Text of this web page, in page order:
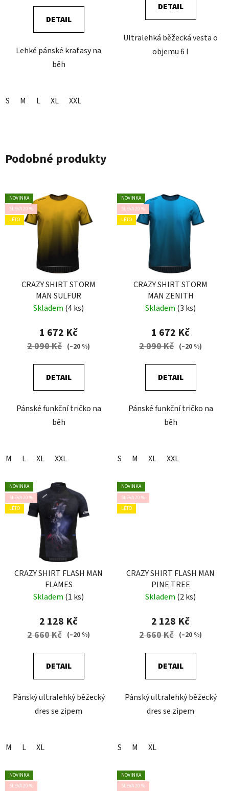
DETAIL
Lehké pánské kraťasy na
běh
S M L XL XXL
DETAIL
Ultralehká běžecká vesta o
objemu 6 l
Podobné produkty
NOVINKA
SLEVA 20 %
LÉTO
CRAZY SHIRT STORM
MAN SULFUR
Skladem (4 ks)
1 672 Kč
2 090 Kč (–20 %)
DETAIL
Pánské funkční tričko na
běh
M L XL XXL
NOVINKA
SLEVA 20 %
LÉTO
CRAZY SHIRT STORM
MAN ZENITH
Skladem (3 ks)
1 672 Kč
2 090 Kč (–20 %)
DETAIL
Pánské funkční tričko na
běh
S M XL XXL
NOVINKA
SLEVA 20 %
LÉTO
CRAZY SHIRT FLASH MAN
FLAMES
Skladem (1 ks)
2 128 Kč
2 660 Kč (–20 %)
DETAIL
Pánský ultralehký běžecký
dres se zipem
M L XL
NOVINKA
SLEVA 20 %
LÉTO
CRAZY SHIRT FLASH MAN
PINE TREE
Skladem (2 ks)
2 128 Kč
2 660 Kč (–20 %)
DETAIL
Pánský ultralehký běžecký
dres se zipem
S M XL
NOVINKA
SLEVA 20 %
NOVINKA
SLEVA 20 %